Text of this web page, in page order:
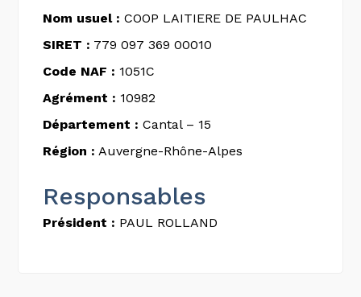
Nom usuel : COOP LAITIERE DE PAULHAC
SIRET : 779 097 369 00010
Code NAF : 1051C
Agrément : 10982
Département : Cantal – 15
Région : Auvergne-Rhône-Alpes
Responsables
Président : PAUL ROLLAND